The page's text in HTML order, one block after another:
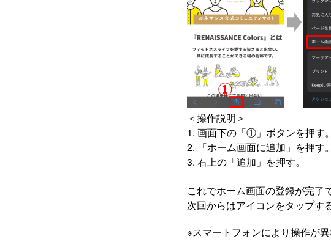
＜操作説明＞
1. 画面下の「①」ボタンを押す。
2. 「ホーム画面に追加」を押す。
3. 右上の「追加」を押す。
これでホーム画面の登録が完了
次回からはアイコンをタップす
※スマートフォンにより操作が異